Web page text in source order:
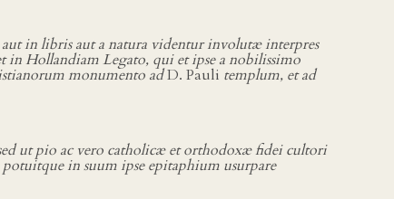
in libris aut a natura videntur involutæ interpres
in Hollandiam Legato, qui et ipse a nobilissimo
monumento adD. Pauli templum, et ad
ut pio ac vero catholicæ et orthodoxæ fidei cultori
in suum ipse epitaphium usurpare